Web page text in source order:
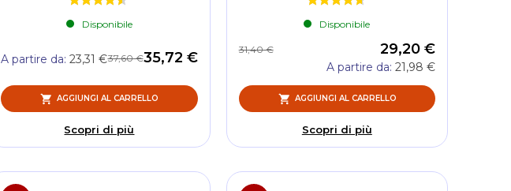
Disponibile
35,72 €
37,60 €
A partire da 23,31 €
AGGIUNGI AL CARRELLO
Scopri di più
Disponibile
29,20 €
31,40 €
A partire da 21,98 €
AGGIUNGI AL CARRELLO
Scopri di più